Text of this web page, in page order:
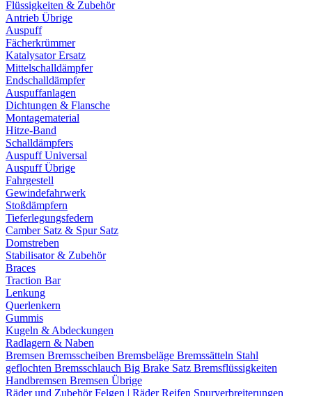
Flüssigkeiten & Zubehör
Antrieb Übrige
Auspuff
Fächerkrümmer
Katalysator Ersatz
Mittelschalldämpfer
Endschalldämpfer
Auspuffanlagen
Dichtungen & Flansche
Montagematerial
Hitze-Band
Schalldämpfers
Auspuff Universal
Auspuff Übrige
Fahrgestell
Gewindefahrwerk
Stoßdämpfern
Tieferlegungsfedern
Camber Satz & Spur Satz
Domstreben
Stabilisator & Zubehör
Braces
Traction Bar
Lenkung
Querlenkern
Gummis
Kugeln & Abdeckungen
Radlagern & Naben
Bremsen Bremsscheiben Bremsbeläge Bremssätteln Stahl
geflochten Bremsschlauch Big Brake Satz Bremsflüssigkeiten
Handbremsen Bremsen Übrige
Räder und ZubehörFelgen | RäderReifen Spurverbreiterungen